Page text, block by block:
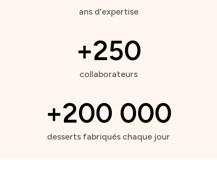
ans d'expertise
+250
collaborateurs
+200 000
desserts fabriqués chaque jour